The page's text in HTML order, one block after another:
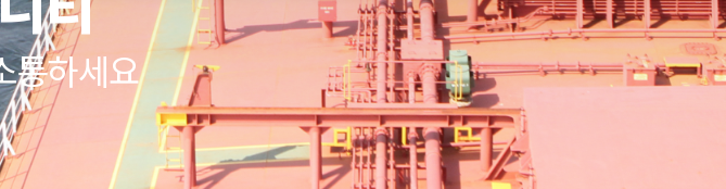
홍보영상
도선지
도선료 계산
커뮤니티
도선사와 소통하세요